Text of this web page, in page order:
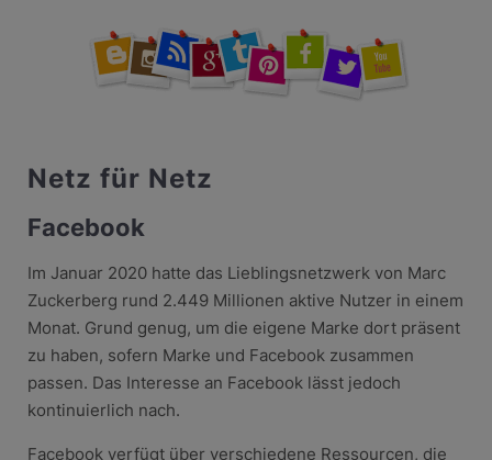
Netz für Netz
Facebook
Im Januar 2020 hatte das Lieblingsnetzwerk von Marc
Zuckerberg rund 2.449 Millionen aktive Nutzer in einem
Monat. Grund genug, um die eigene Marke dort präsent
zu haben, sofern Marke und Facebook zusammen
passen. Das Interesse an Facebook lässt jedoch
kontinuierlich nach.
Facebook verfügt über verschiedene Ressourcen, die